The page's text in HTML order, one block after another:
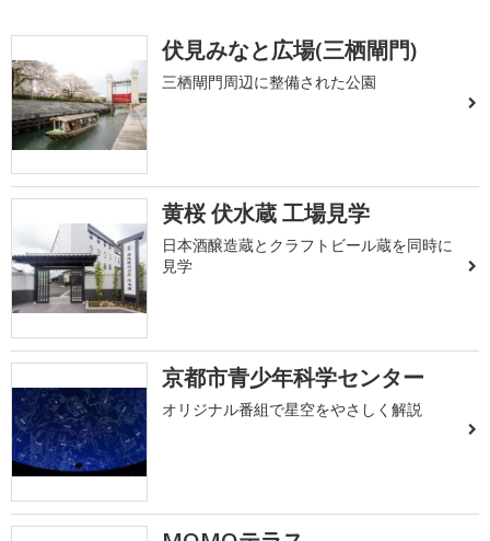
伏見みなと広場(三栖閘門)
三栖閘門周辺に整備された公園
黄桜 伏水蔵 工場見学
日本酒醸造蔵とクラフトビール蔵を同時に
見学
京都市青少年科学センター
オリジナル番組で星空をやさしく解説